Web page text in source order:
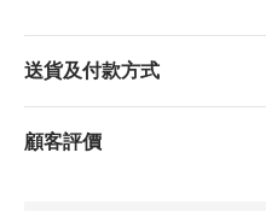
送貨及付款方式
顧客評價